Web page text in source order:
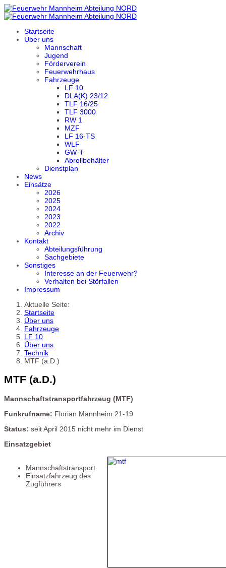
Startseite
Über uns
Mannschaft
Jugend
Förderverein
Feuerwehrhaus
Fahrzeuge
LF 10
DLA(K) 23/12
TLF 16/25
TLF 3000
RW 1
MZF
LF 16-TS
WLF
GW-T
Abrollbehälter
Dienstplan
News
Einsätze
2026
2025
2024
2023
2022
Archiv
Kontakt
Abteilungsführung
Sachgebiete
Sonstiges
Interesse an der Feuerwehr?
Verhalten bei Störfallen
Impressum
Aktuelle Seite:
Startseite
Über uns
Fahrzeuge
LF 10
Über uns
Technik
MTF (a.D.)
MTF (a.D.)
Mannschaftstransportfahrzeug (MTF)
Funkrufname: Florian Mannheim 21-19
Status: seit April 2015 nicht mehr im Dienst
Einsatzgebiet
Mannschaftstransport
Einsatzfahrzeug des
Zugführers